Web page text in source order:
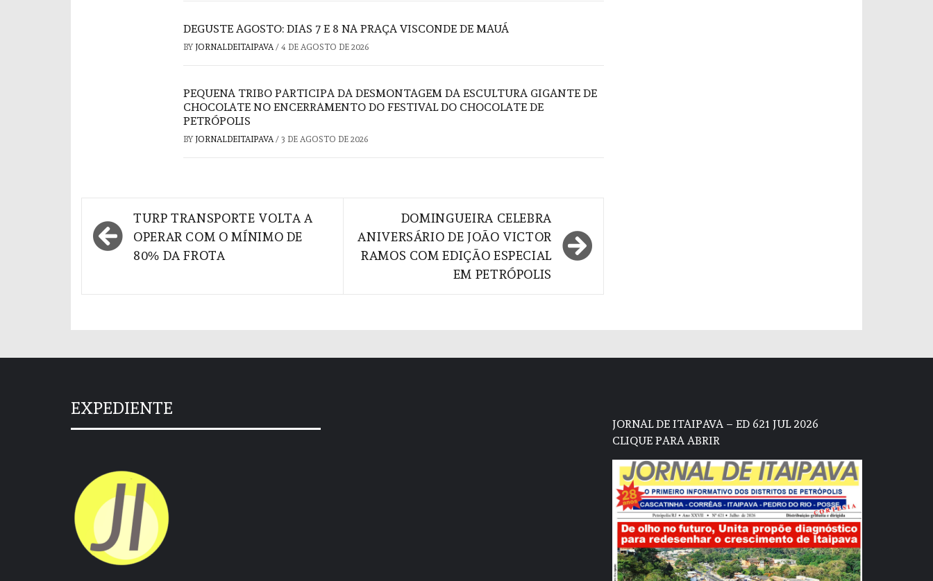
DEGUSTE AGOSTO: DIAS 7 E 8 NA PRAÇA VISCONDE DE MAUÁ
BY JORNALDEITAIPAVA / 4 DE AGOSTO DE 2026
PEQUENA TRIBO PARTICIPA DA DESMONTAGEM DA ESCULTURA GIGANTE DE
CHOCOLATE NO ENCERRAMENTO DO FESTIVAL DO CHOCOLATE DE
PETRÓPOLIS
BY JORNALDEITAIPAVA / 3 DE AGOSTO DE 2026
Navegação
de
TURP TRANSPORTE VOLTA A
OPERAR COM O MÍNIMO DE
80% DA FROTA
DOMINGUEIRA CELEBRA
ANIVERSÁRIO DE JOÃO VICTOR
RAMOS COM EDIÇÃO ESPECIAL
EM PETRÓPOLIS
EXPEDIENTE
JORNAL DE ITAIPAVA – ED 621 JUL 2026
CLIQUE PARA ABRIR